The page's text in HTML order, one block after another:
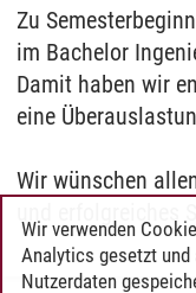
Zu
im Bachelor
Damit haben wir
eine
Wir wünschen
Wir verwenden
Analytics gesetzt und
Nutzerdaten